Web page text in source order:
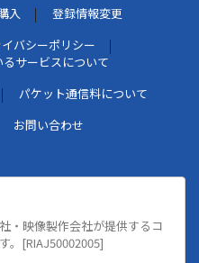
入
登録情報変更
バシーポリシー
サービスについて
パケット通信料について
お問い合わせ
・映像製作会社が提供するコ
。[RIAJ50002005]